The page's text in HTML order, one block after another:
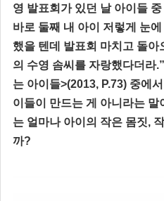
영 발표회가 있던 날 아이들
바로 둘째 내 아이 저렇게 눈
했을 텐데 발표회 마치고 돌
의 수영 솜씨를 자랑했다더라
는 아이들>(2013, P.73) 중에
이들이 만드는 게 아니라는 말
는 얼마나 아이의 작은 몸짓,
까?